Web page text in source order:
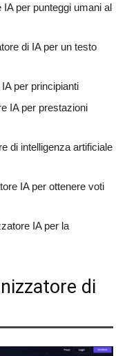
per punteggi umani al
di IA per un testo
per principianti
IA per prestazioni
di intelligenza artificiale
IA per ottenere voti
IA per la
di